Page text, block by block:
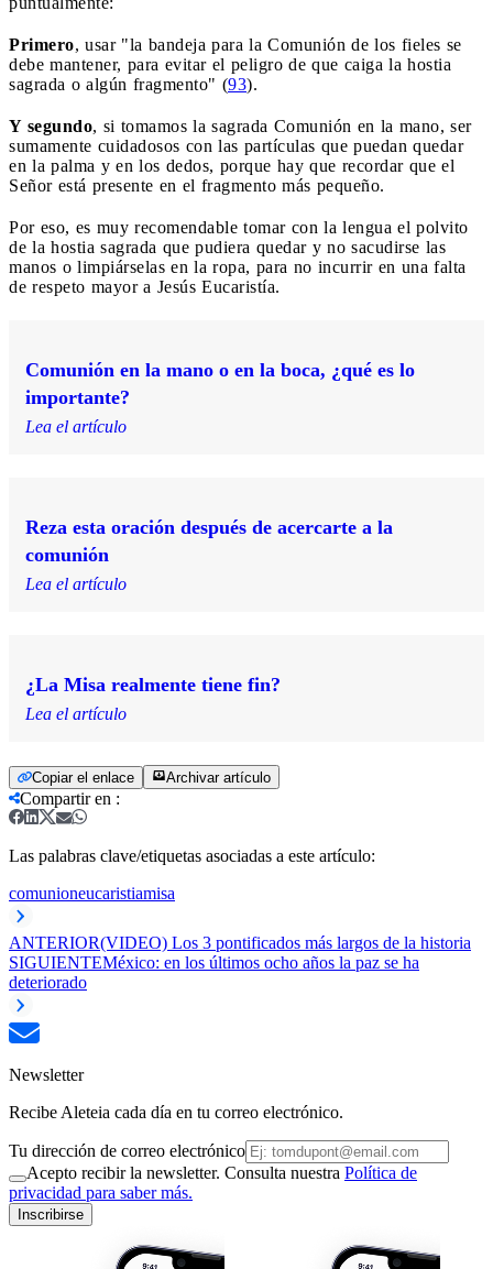
Primero, usar "la bandeja para la Comunión de los fieles se
debe mantener, para evitar el peligro de que caiga la hostia
sagrada o algún fragmento" (93).
Y segundo, si tomamos la sagrada Comunión en la mano, ser
sumamente cuidadosos con las partículas que puedan quedar
en la palma y en los dedos, porque hay que recordar que el
Señor está presente en el fragmento más pequeño.
Por eso, es muy recomendable tomar con la lengua el polvito
de la hostia sagrada que pudiera quedar y no sacudirse las
manos o limpiárselas en la ropa, para no incurrir en una falta
de respeto mayor a Jesús Eucaristía.
Comunión en la mano o en la boca, ¿qué es lo
importante?
Lea el artículo
Reza esta oración después de acercarte a la
comunión
Lea el artículo
¿La Misa realmente tiene fin?
Lea el artículo
Copiar el enlace Archivar artículo
Compartir en :
Las palabras clave/etiquetas asociadas a este artículo:
comunioneucaristiamisa
ANTERIOR(VIDEO) Los 3 pontificados más largos de la historia
SIGUIENTEMéxico: en los últimos ocho años la paz se ha
deteriorado
Newsletter
Recibe Aleteia cada día en tu correo electrónico.
Tu dirección de correo electrónico
Acepto recibir la newsletter. Consulta nuestra Política de
privacidad para saber más.
Inscribirse